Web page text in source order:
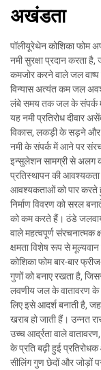
अखंडता
पॉलीयूरेथेन कोशिका फोम
नमी सुरक्षा प्रदान करता
कमजोर करने वाले जल
विन्यास अत्यंत कम जल
लंबे समय तक जल के संपर्क में
यह नमी प्रतिरोध दीवार
विकास, लकड़ी के सड़ने और
नमी के संपर्क में आने पर
इन्सुलेशन सामग्री से अलग
प्रतिस्थापन की आवश्यकता
आवश्यकताओं को पार करते
निर्माण विवरण को सरल
को कम करते हैं। ठंडे जलवायु
वाले महत्वपूर्ण संरचनात्मक
क्षमता विशेष रूप से
कोशिका फोम बार-बार
गुणों को बनाए रखता है,
लवणीय जल के वातावरण के
लिए इसे आदर्श बनाती है,
खराब हो जाती हैं। उन्नत
उच्च आर्द्रता वाले
के प्रति बढ़ी हुई
सीलिंग गुण छेदों और जोड़ों